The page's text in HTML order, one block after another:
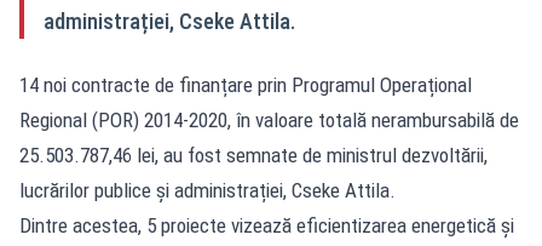
administrației, Cseke Attila.
14 noi contracte de finanțare prin Programul Operațional
Regional (POR) 2014-2020, în valoare totală nerambursabilă de
25.503.787,46 lei, au fost semnate de ministrul dezvoltării,
lucrărilor publice și administrației, Cseke Attila.
Dintre acestea, 5 proiecte vizează eficientizarea energetică și